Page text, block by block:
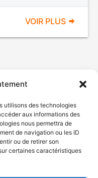
utilisons des technologies
aux informations des
nous permettra de
de navigation ou les ID
ou de retirer son
certaines caractéristiques
VOIR PLUS